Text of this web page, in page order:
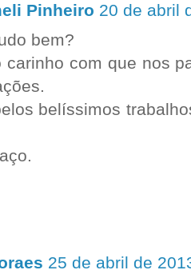
Pinheiro 20 de abril
bem?
carinho com que nos
belíssimos
25 de abril de